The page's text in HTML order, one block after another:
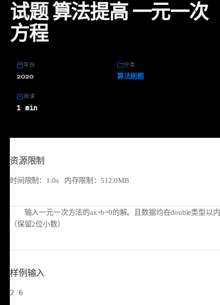
试题 算法提高 一元一次
方程
年份
2020
分类
算法刷题
阅读
1 min
资源限制
时间限制：1.0s 内存限制：512.0MB
输入一元一次方法的ax+b=0的解。且数据均在double类型以
（保留2位小数）
样例输入
2 6